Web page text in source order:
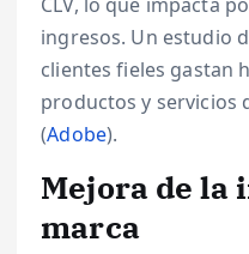
ingresos. Un estudio
clientes fieles gastan
productos y servicios
(Adobe).
Mejora de la
marca